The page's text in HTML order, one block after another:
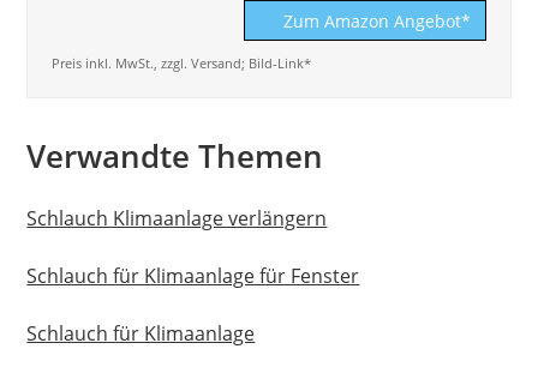
Zum Amazon Angebot*
Preis inkl. MwSt., zzgl. Versand; Bild-Link*
Verwandte Themen
Schlauch Klimaanlage verlängern
Schlauch für Klimaanlage für Fenster
Schlauch für Klimaanlage